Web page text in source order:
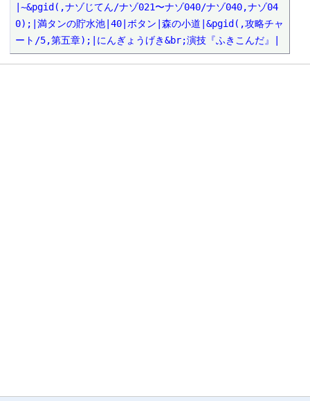
|~&pgid(,ナゾじてん/ナゾ021〜ナゾ040/ナゾ040,ナゾ04
0);|満タンの貯水池|40|ボタン|森の小道|&pgid(,攻略チャ
ート/5,第五章);|にんぎょうげき&br;演技『ふきこんだ』|